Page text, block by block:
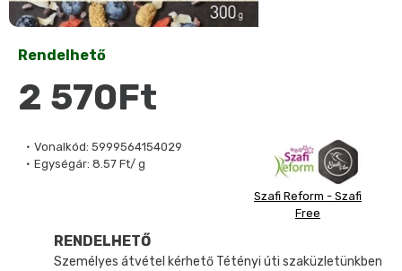
Vonalkód: 5999564154029
Egységár: 8.57 Ft/ g
Szafi Reform - Szafi
Free
Rendelhető
2 570Ft
RENDELHETŐ
Személyes átvétel kérhető Tétényi úti szaküzletünkben